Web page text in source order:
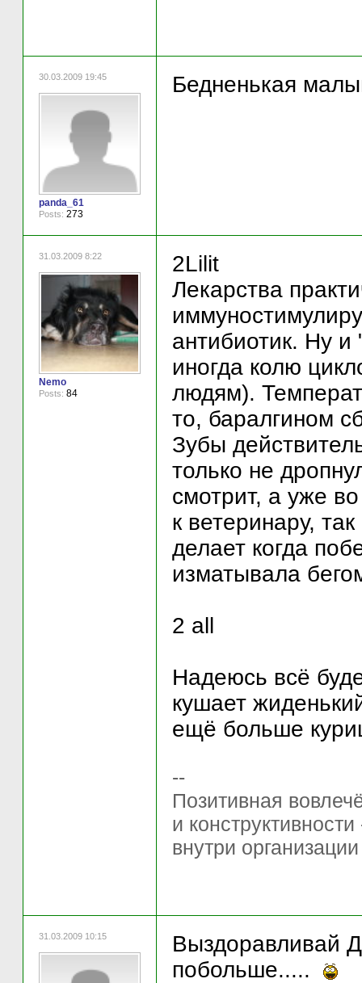
30.03.2009 19:45
panda_61
Posts: 273
Бедненькая
31.03.2009 8:22
Nemo
Posts: 84
2Lilit
Лекарства
антибиотик. Ну и
иногда колю
людям).
то, баралгином
Зубы
только не
смотрит, а уже
к ветеринару,
делает когда
изматывала
2 all
Надеюсь всё
кушает
ещё больше
--
Позитивная
и
внутри организации
31.03.2009 10:15
Выздоравливай
побольше.....